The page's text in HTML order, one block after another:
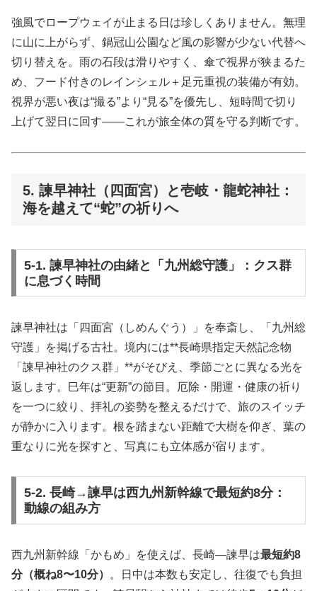
強風でロープウェイが止まる日は珍しくありません。無理
に山に上がらず、鍋冠山公園など風の影響が少ない代替へ
切り替えを。雨の石段は滑りやすく、傘で視界が狭まるた
め、フード付きのレインシェル＋足元重視の装備が有効。
視界が悪い夜は“撮る”より“見る”を優先し、短時間で切り
上げて翌日に回す——これが旅全体の質を守る判断です。
5. 諫早神社（四面宮）と壱岐・龍蛇神社：
海を越えて“蛇”の祈りへ
5-1. 諫早神社の由緒と「九州総守護」：クス群
に息づく時間
諫早神社は「四面宮（しめんぐう）」を奉斎し、「九州総
守護」を掲げる古社。境内には**長崎県指定天然記念物
「諫早神社のクス群」**がそびえ、季節ごとに異なる光を
返します。巳年は“更新”の節目。厄除・開運・健康の祈り
を一つに絞り、拝礼の姿勢を整えるだけで、旅のスイッチ
が静かに入ります。根を踏まない距離で大樹を仰ぎ、葉の
重なりに光を探すと、写真にも立体感が宿ります。
5-2. 長崎→諫早は西九州新幹線で最短約8分：
動線の組み方
西九州新幹線「かもめ」を使えば、長崎—諫早は最短約8
分（概ね8〜10分）
。日中は本数も安定し、往復でも負担